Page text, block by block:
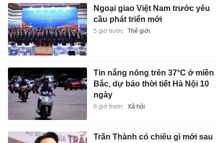
Ngoại giao Việt Nam trước yêu
cầu phát triển mới
5 giờ trước Thế giới
Tin nắng nóng trên 37°C ở miền
Bắc, dự báo thời tiết Hà Nội 10
ngày
6 giờ trước Xã hội
Trấn Thành có chiêu gì mới sau